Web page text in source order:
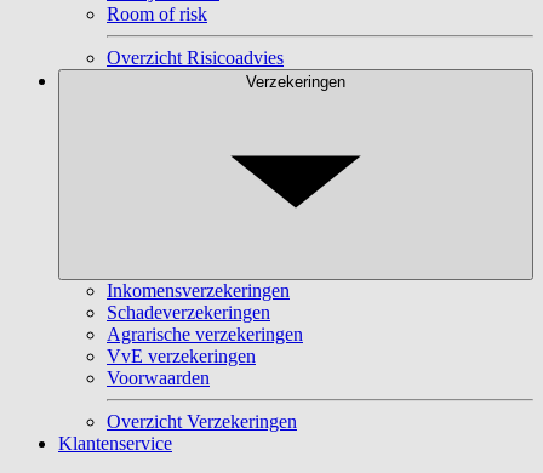
Room of risk
Overzicht Risicoadvies
Verzekeringen
Inkomensverzekeringen
Schadeverzekeringen
Agrarische verzekeringen
VvE verzekeringen
Voorwaarden
Overzicht Verzekeringen
Klantenservice